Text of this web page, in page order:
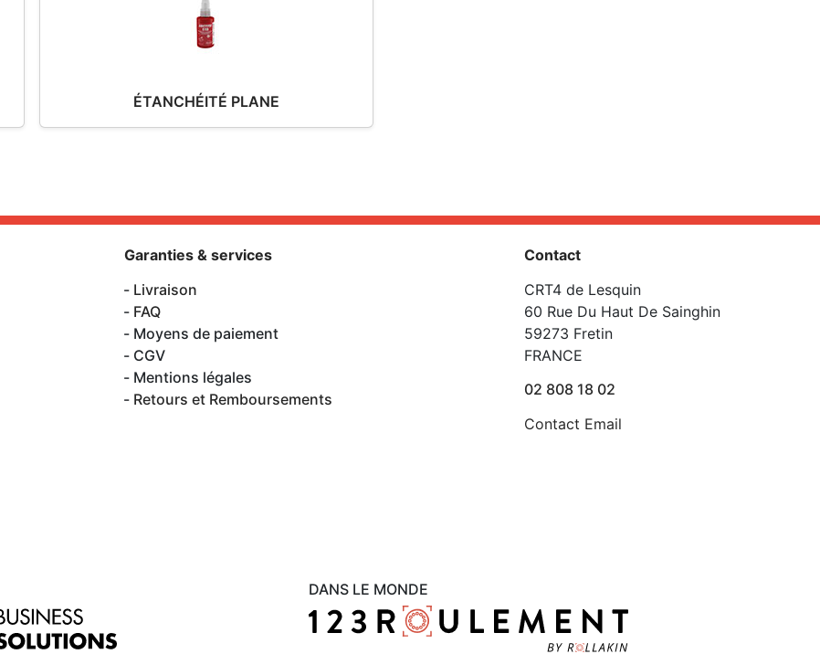
ÉTANCHÉITÉ PLANE
Garanties & services
Livraison
FAQ
Moyens de paiement
CGV
Mentions légales
Retours et Remboursements
Contact
CRT4 de Lesquin
60 Rue Du Haut De Sainghin
59273 Fretin
FRANCE
02 808 18 02
Contact Email
DANS LE MONDE